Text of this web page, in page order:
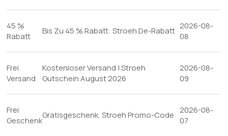
45 %
Rabatt
Bis Zu 45 % Rabatt: Stroeh.De-Rabatt 2026-08-
08
Frei
Versand
Kostenloser Versand | Stroeh
Gutschein August 2026
2026-08-
09
Frei
Geschenk
Gratisgeschenk, Stroeh Promo-Code 2026-08-
07